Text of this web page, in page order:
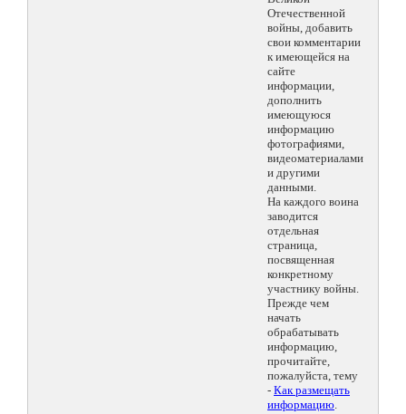
Отечественной
войны, добавить
свои комментарии
к имеющейся на
сайте
информации,
дополнить
имеющуюся
информацию
фотографиями,
видеоматериалами
и другими
данными.
На каждого воина
заводится
отдельная
страница,
посвященная
конкретному
участнику войны.
Прежде чем
начать
обрабатывать
информацию,
прочитайте,
пожалуйста, тему
- Как размещать
информацию.